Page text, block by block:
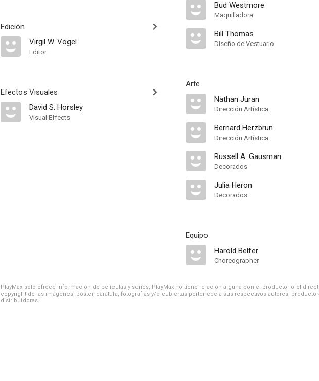
Edición
Virgil W. Vogel
Editor
Efectos Visuales
David S. Horsley
Visual Effects
Bud Westmore
Maquilladora
Bill Thomas
Diseño de Vestuario
Arte
Nathan Juran
Dirección Artística
Bernard Herzbrun
Dirección Artística
Russell A. Gausman
Decorados
Julia Heron
Decorados
Equipo
Harold Belfer
Choreographer
PlayMax solo ofrece información de películas y series, PlayMax no tiene relación alguna con el productor o el
copyright de las imágenes, póster, carátula, fotografías y/o cubiertas pertenece a sus respectivos autores,
distribuidoras.